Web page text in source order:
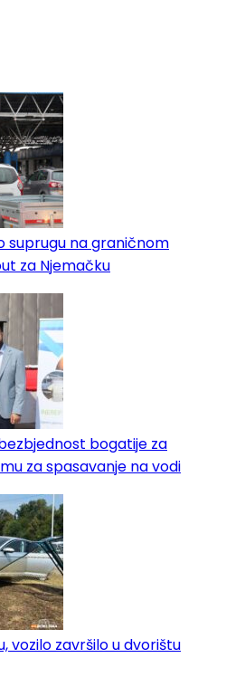
suprugu na graničnom
za Njemačku
bogatije za
za spasavanje na vodi
vozilo završilo u dvorištu